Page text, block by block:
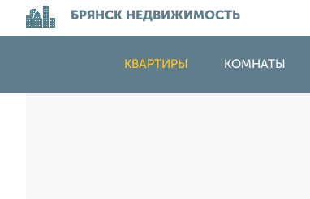
БРЯНСК НЕДВИЖИМОСТЬ
КВАРТИРЫ КОМНАТЫ